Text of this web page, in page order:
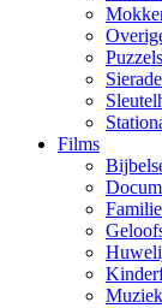
Puzzels
Films